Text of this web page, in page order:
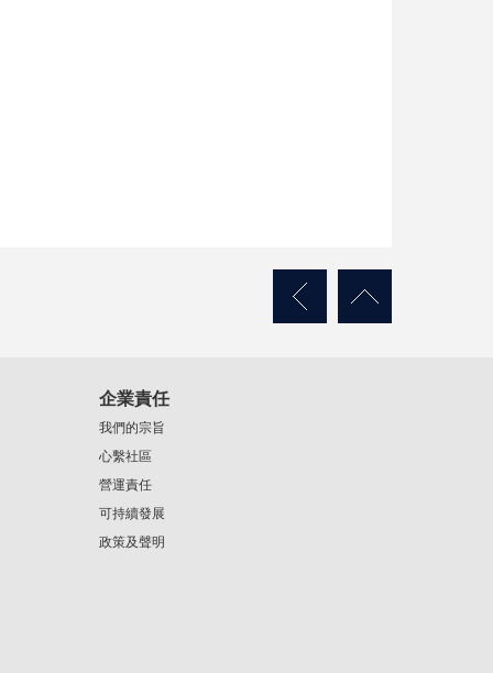
企業責任
我們的宗旨
心繫社區
營運責任
可持續發展
政策及聲明